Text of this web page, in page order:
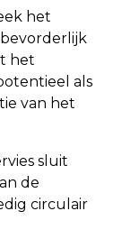
het
het
als
van het
sluit
de
circulair